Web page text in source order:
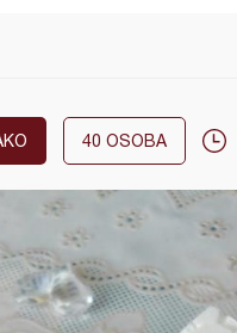
40 OSOBA